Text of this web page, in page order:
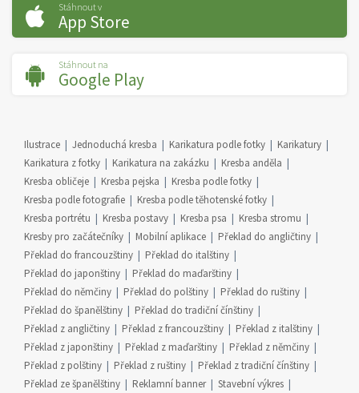
Stáhnout v
App Store
Stáhnout na
Google Play
Ilustrace Jednoduchá kresba Karikatura podle fotky
Karikatury
Karikatura z fotky
Karikatura na zakázku
Kresba anděla
Kresba obličeje
Kresba pejska
Kresba podle fotky
Kresba podle fotografie
Kresba podle těhotenské fotky
Kresba portrétu
Kresba postavy Kresba psa
Kresba stromu
Kresby pro začátečníky
Mobilní aplikace
Překlad do angličtiny
Překlad do francouzštiny
Překlad do italštiny
Překlad do japonštiny
Překlad do maďarštiny
Překlad do němčiny
Překlad do polštiny
Překlad do ruštiny
Překlad do španělštiny
Překlad do tradiční čínštiny
Překlad z angličtiny
Překlad z francouzštiny
Překlad z italštiny
Překlad z japonštiny
Překlad z maďarštiny
Překlad z němčiny
Překlad z polštiny
Překlad z ruštiny
Překlad z tradiční čínštiny
Překlad ze španělštiny
Reklamní banner
Stavební výkres